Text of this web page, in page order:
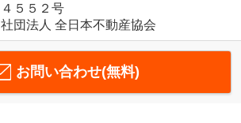
４５５２号
社団法人 全日本不動産協会
お問い合わせ(無料)